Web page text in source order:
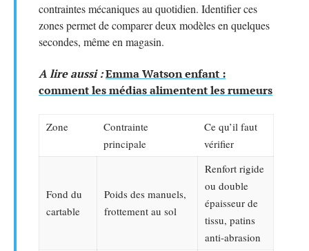
contraintes mécaniques au quotidien. Identifier ces
zones permet de comparer deux modèles en quelques
secondes, même en magasin.
A lire aussi :Emma Watson enfant :
comment les médias alimentent les rumeurs
Zone
Contrainte
principale
Ce qu’il faut
vérifier
Fond du
cartable
Poids des manuels,
frottement au sol
Renfort rigide
ou double
épaisseur de
tissu, patins
anti-abrasion